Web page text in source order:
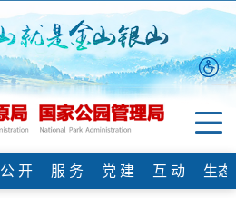
公 开 服 务 党 建 互 动
生